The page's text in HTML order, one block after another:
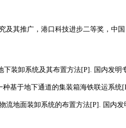
及其推广，港口科技进步二等奖，中国
下装卸系统及其布置方法[P]. 国内发明
种基于地下通道的集装箱海铁联运系统
流地面装卸系统的布置方法[P]. 国内发